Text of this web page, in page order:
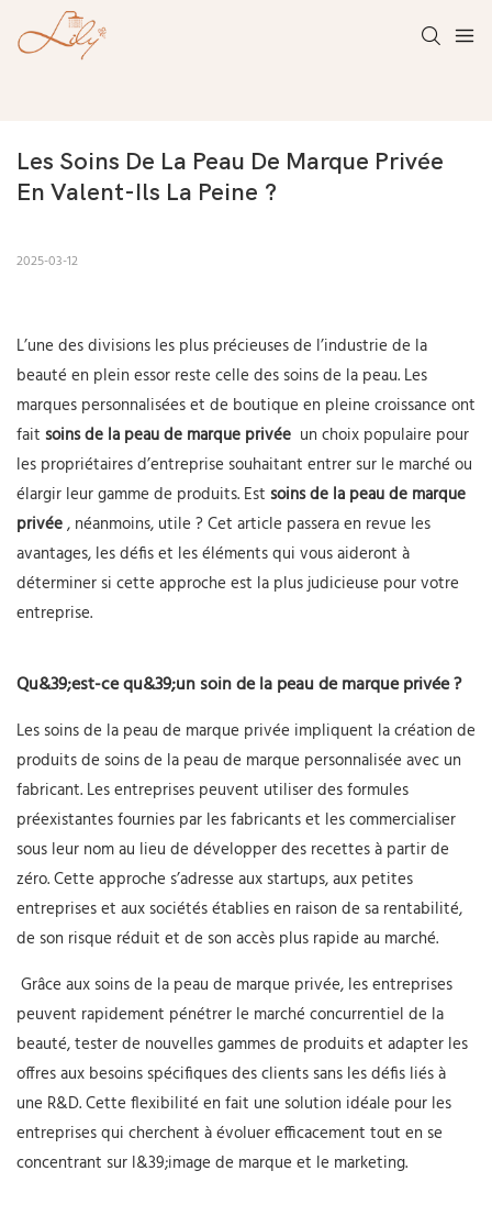
Les Soins De La Peau De Marque Privée
En Valent-Ils La Peine ?
2025-03-12
L’une des divisions les plus précieuses de l’industrie de la
beauté en plein essor reste celle des soins de la peau. Les
marques personnalisées et de boutique en pleine croissance ont
fait soins de la peau de marque privée un choix populaire pour
les propriétaires d’entreprise souhaitant entrer sur le marché ou
élargir leur gamme de produits. Est soins de la peau de marque
privée, néanmoins, utile ? Cet article passera en revue les
avantages, les défis et les éléments qui vous aideront à
déterminer si cette approche est la plus judicieuse pour votre
entreprise.
Qu&39;est-ce qu&39;un soin de la peau de marque privée ?
Les soins de la peau de marque privée impliquent la création de
produits de soins de la peau de marque personnalisée avec un
fabricant. Les entreprises peuvent utiliser des formules
préexistantes fournies par les fabricants et les commercialiser
sous leur nom au lieu de développer des recettes à partir de
zéro. Cette approche s’adresse aux startups, aux petites
entreprises et aux sociétés établies en raison de sa rentabilité,
de son risque réduit et de son accès plus rapide au marché.
Grâce aux soins de la peau de marque privée, les entreprises
peuvent rapidement pénétrer le marché concurrentiel de la
beauté, tester de nouvelles gammes de produits et adapter les
offres aux besoins spécifiques des clients sans les défis liés à
une R&D. Cette flexibilité en fait une solution idéale pour les
entreprises qui cherchent à évoluer efficacement tout en se
concentrant sur l&39;image de marque et le marketing.